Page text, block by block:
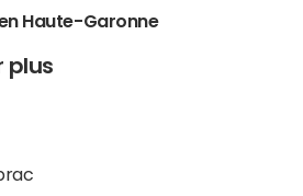
Haute-Garonne
plus